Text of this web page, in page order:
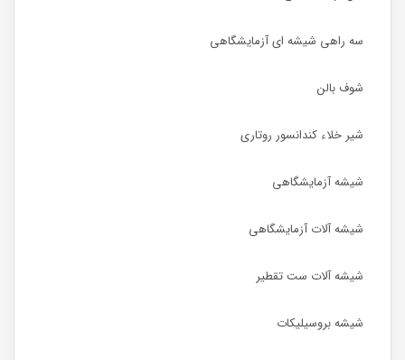
سه راهی شیشه ای آزمایشگاهی
شوف بالن
شیر خلاء کندانسور روتاری
شیشه آزمایشگاهی
شیشه آلات آزمایشگاهی
شیشه آلات ست تقطیر
شیشه بروسیلیکات